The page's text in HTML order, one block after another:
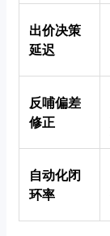
出价决策
延迟
反哺偏差
修正
自动化闭
环率